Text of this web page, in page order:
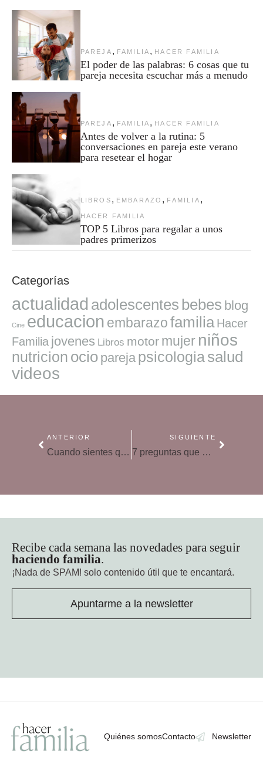
PAREJA , FAMILIA , HACER FAMILIA
El poder de las palabras: 6 cosas que tu
pareja necesita escuchar más a menudo
PAREJA , FAMILIA , HACER FAMILIA
Antes de volver a la rutina: 5
conversaciones en pareja este verano
para resetear el hogar
LIBROS , EMBARAZO , FAMILIA ,
HACER FAMILIA
TOP 5 Libros para regalar a unos
padres primerizos
Categorías
actualidad adolescentes bebes blog
Cine educacion embarazofamilia Hacer
Familia jovenes Libros motor mujer niños
nutricion ocio pareja psicologiasalud
videos
ANTERIOR
Cuando sientes que no puedes más con la casa y los niños: el agotamiento parental
SIGUIENTE
7 preguntas que debes hacerte antes de comprar un teléfono a tus hijos
Recibe cada semana las novedades para seguir
haciendo familia.
¡Nada de SPAM! solo contenido útil que te encantará.
Apuntarme a la newsletter
Quiénes somosContacto Newsletter